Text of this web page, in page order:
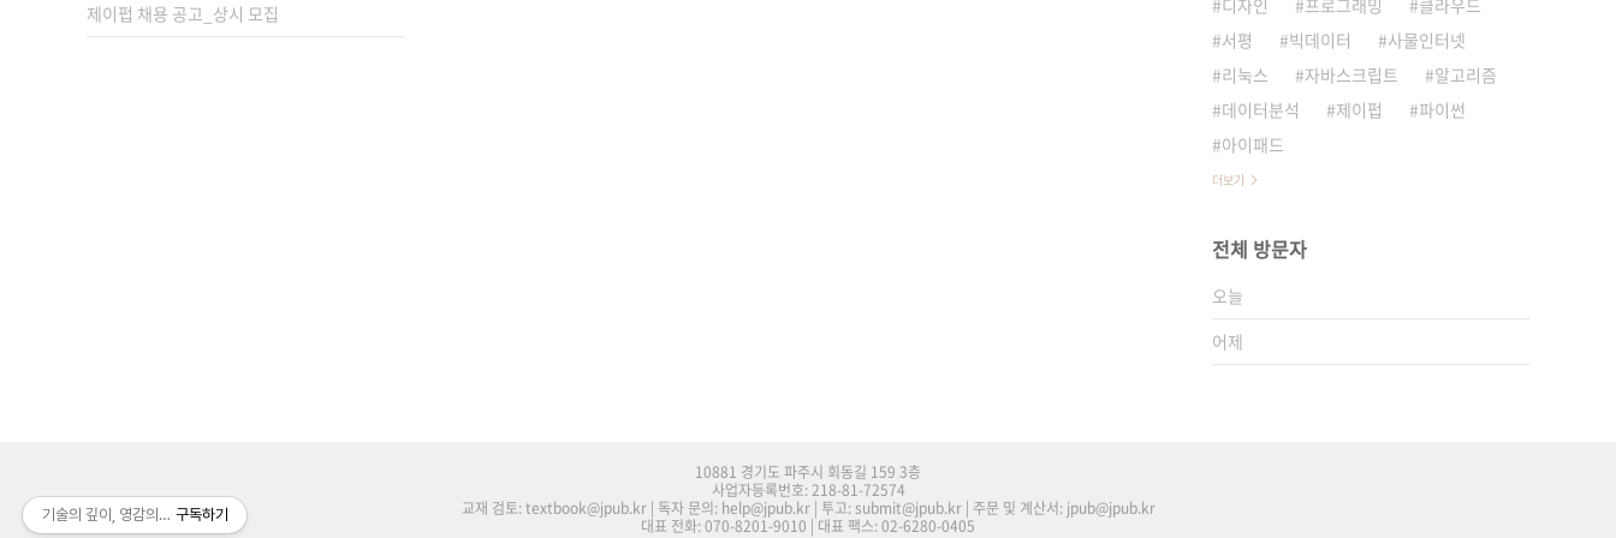
제이펍 채용 공고_상시 모집
디자인
프로그래밍
클라우드
서평
빅데이터
사물인터넷
리눅스
자바스크립트
알고리즘
데이터분석
제이펍
파이썬
아이패드
더보기
전체 방문자
오늘
어제
10881 경기도 파주시 회동길 159 3층
사업자등록번호: 218-81-72574
교재 검토: textbook@jpub.kr | 독자 문의: help@jpub.kr | 투고: submit@jpub.kr | 주문 및 계산서: jpub@jpub.kr
대표 전화: 070-8201-9010 | 대표 팩스: 02-6280-0405
기술의 깊이, 영감의 높이, 배움의 너비
구독하기